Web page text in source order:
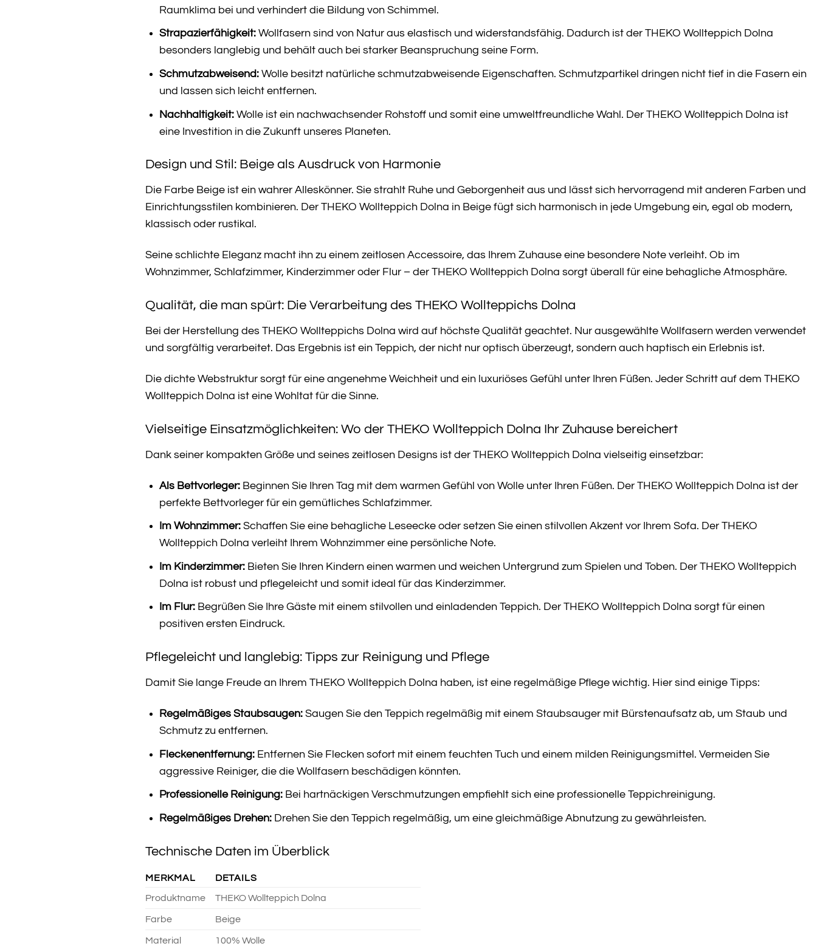
Raumklima bei und verhindert die Bildung von Schimmel.
Strapazierfähigkeit:Wollfasern sind von Natur aus elastisch und widerstandsfähig. Dadurch ist der THEKO Wollteppich Dolna
besonders langlebig und behält auch bei starker Beanspruchung seine Form.
Schmutzabweisend:Wolle besitzt natürliche schmutzabweisende Eigenschaften. Schmutzpartikel dringen nicht tief in die Fasern ein
und lassen sich leicht entfernen.
Nachhaltigkeit:Wolle ist ein nachwachsender Rohstoff und somit eine umweltfreundliche Wahl. Der THEKO Wollteppich Dolna ist
eine Investition in die Zukunft unseres Planeten.
Design und Stil: Beige als Ausdruck von Harmonie
Die Farbe Beige ist ein wahrer Alleskönner. Sie strahlt Ruhe und Geborgenheit aus und lässt sich hervorragend mit anderen Farben und
Einrichtungsstilen kombinieren. Der THEKO Wollteppich Dolna in Beige fügt sich harmonisch in jede Umgebung ein, egal ob modern,
klassisch oder rustikal.
Seine schlichte Eleganz macht ihn zu einem zeitlosen Accessoire, das Ihrem Zuhause eine besondere Note verleiht. Ob im
Wohnzimmer, Schlafzimmer, Kinderzimmer oder Flur – der THEKO Wollteppich Dolna sorgt überall für eine behagliche Atmosphäre.
Qualität, die man spürt: Die Verarbeitung des THEKO Wollteppichs Dolna
Bei der Herstellung des THEKO Wollteppichs Dolna wird auf höchste Qualität geachtet. Nur ausgewählte Wollfasern werden verwendet
und sorgfältig verarbeitet. Das Ergebnis ist ein Teppich, der nicht nur optisch überzeugt, sondern auch haptisch ein Erlebnis ist.
Die dichte Webstruktur sorgt für eine angenehme Weichheit und ein luxuriöses Gefühl unter Ihren Füßen. Jeder Schritt auf dem THEKO
Wollteppich Dolna ist eine Wohltat für die Sinne.
Vielseitige Einsatzmöglichkeiten: Wo der THEKO Wollteppich Dolna Ihr Zuhause bereichert
Dank seiner kompakten Größe und seines zeitlosen Designs ist der THEKO Wollteppich Dolna vielseitig einsetzbar:
Als Bettvorleger:Beginnen Sie Ihren Tag mit dem warmen Gefühl von Wolle unter Ihren Füßen. Der THEKO Wollteppich Dolna ist der
perfekte Bettvorleger für ein gemütliches Schlafzimmer.
Im Wohnzimmer:Schaffen Sie eine behagliche Leseecke oder setzen Sie einen stilvollen Akzent vor Ihrem Sofa. Der THEKO
Wollteppich Dolna verleiht Ihrem Wohnzimmer eine persönliche Note.
Im Kinderzimmer:Bieten Sie Ihren Kindern einen warmen und weichen Untergrund zum Spielen und Toben. Der THEKO Wollteppich
Dolna ist robust und pflegeleicht und somit ideal für das Kinderzimmer.
Im Flur:Begrüßen Sie Ihre Gäste mit einem stilvollen und einladenden Teppich. Der THEKO Wollteppich Dolna sorgt für einen
positiven ersten Eindruck.
Pflegeleicht und langlebig: Tipps zur Reinigung und Pflege
Damit Sie lange Freude an Ihrem THEKO Wollteppich Dolna haben, ist eine regelmäßige Pflege wichtig. Hier sind einige Tipps:
Regelmäßiges Staubsaugen:Saugen Sie den Teppich regelmäßig mit einem Staubsauger mit Bürstenaufsatz ab, um Staub und
Schmutz zu entfernen.
Fleckenentfernung:Entfernen Sie Flecken sofort mit einem feuchten Tuch und einem milden Reinigungsmittel. Vermeiden Sie
aggressive Reiniger, die die Wollfasern beschädigen könnten.
Professionelle Reinigung:Bei hartnäckigen Verschmutzungen empfiehlt sich eine professionelle Teppichreinigung.
Regelmäßiges Drehen:Drehen Sie den Teppich regelmäßig, um eine gleichmäßige Abnutzung zu gewährleisten.
Technische Daten im Überblick
MERKMAL DETAILS
Produktname THEKO Wollteppich Dolna
Farbe Beige
Material 100% Wolle